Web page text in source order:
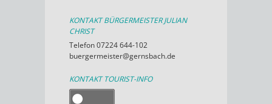
KONTAKT BÜRGERMEISTER JULIAN
CHRIST
Telefon 07224 644-102
buergermeister@gernsbach.de
KONTAKT TOURIST-INFO